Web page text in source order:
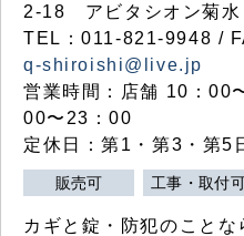
2-18 アビタシオン菊水
TEL：011-821-9948 /
q-shiroishi@live.jp
営業時間：店舗 10：00
00〜23：00
定休日：第1・第3・第
販売可 工事・取付
カギと錠・防犯のこと